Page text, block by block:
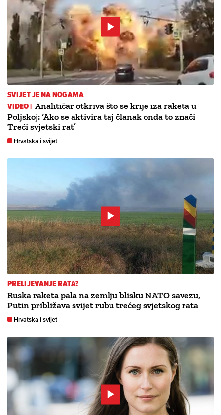
SVIJET JE NA NOGAMA
VIDEO | Analitičar otkriva što se krije iza raketa u
Poljskoj: ‘Ako se aktivira taj članak onda to znači
Treći svjetski rat’
Hrvatska i svijet
PRELIJEVANJE RATA?
Ruska raketa pala na zemlju blisku NATO savezu,
Putin približava svijet rubu trećeg svjetskog rata
Hrvatska i svijet